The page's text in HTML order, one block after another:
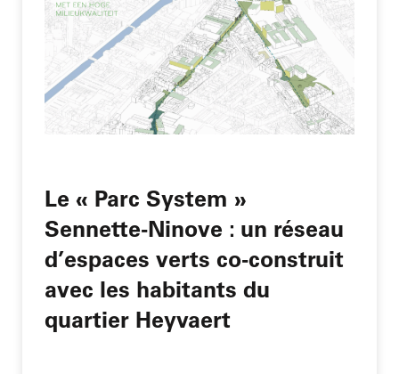
Le « Parc System »
Sennette-Ninove : un réseau
d’espaces verts co-construit
avec les habitants du
quartier Heyvaert